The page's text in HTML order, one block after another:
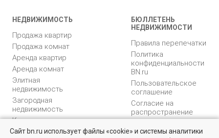
НЕДВИЖИМОСТЬ
Продажа квартир
Продажа комнат
Аренда квартир
Аренда комнат
Элитная
недвижимость
Загородная
недвижимость
Коммерческая
недвижимость
БЮЛЛЕТЕНЬ
НЕДВИЖИМОСТИ
Правила перепечатки
Политика
конфиденциальности
BN.ru
Пользовательское
соглашение
Согласие на
распространение
персональных данных
Карта сайта
Сайт bn.ru использует файлы «cookie» и системы аналитики